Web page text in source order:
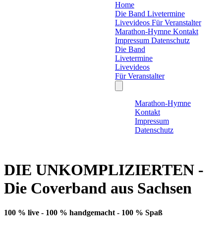
Home
Die Band Livetermine
Livevideos Für Veranstalter
Marathon-Hymne Kontakt
Impressum Datenschutz
Die Band
Livetermine
Livevideos
Für Veranstalter
Marathon-Hymne
Kontakt
Impressum
Datenschutz
DIE UNKOMPLIZIERTEN -
Die Coverband aus Sachsen
100 % live - 100 % handgemacht - 100 % Spaß